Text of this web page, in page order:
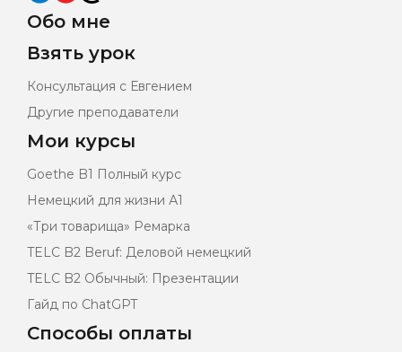
Обо мне
Взять урок
Консультация с Евгением
Другие преподаватели
Мои курсы
Goethe B1 Полный курс
Немецкий для жизни А1
«Три товарища» Ремарка
TELC B2 Beruf: Деловой немецкий
TELC B2 Обычный: Презентации
Гайд по ChatGPT
Способы оплаты